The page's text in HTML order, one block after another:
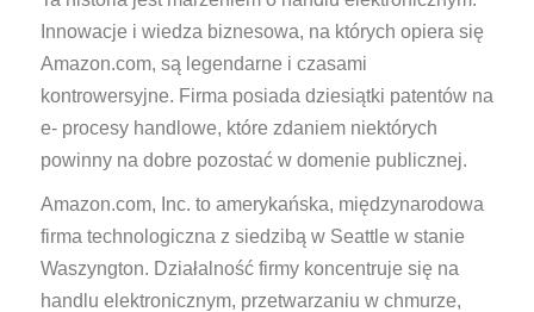
Innowacje i wiedza biznesowa, na których opiera się
Amazon.com, są legendarne i czasami
kontrowersyjne. Firma posiada dziesiątki patentów na
e- procesy handlowe, które zdaniem niektórych
powinny na dobre pozostać w domenie publicznej.
Amazon.com, Inc. to amerykańska, międzynarodowa
firma technologiczna z siedzibą w Seattle w stanie
Waszyngton. Działalność firmy koncentruje się na
handlu elektronicznym, przetwarzaniu w chmurze,